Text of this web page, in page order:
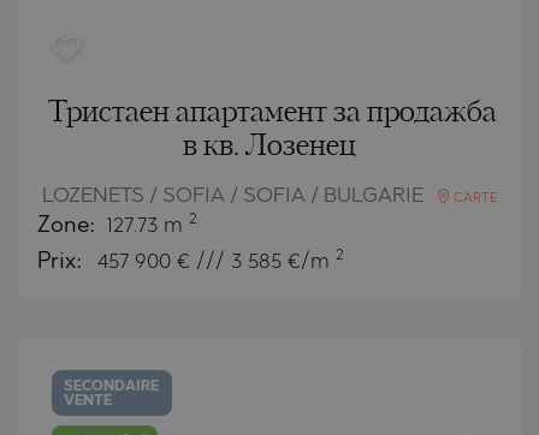
Тристаен апартамент за продажба
в кв. Лозенец
LOZENETS / SOFIA / SOFIA / BULGARIE CARTE
Zone: 127.73 m 2
Prix: 457 900 € /// 3 585 €/m 2
SECONDAIRE
VENTE